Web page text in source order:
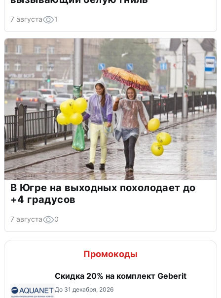
7 августа 1
В Югре на выходных похолодает до
+4 градусов
7 августа 0
Промокоды
Скидка 20% на комплект Geberit
До 31 декабря, 2026